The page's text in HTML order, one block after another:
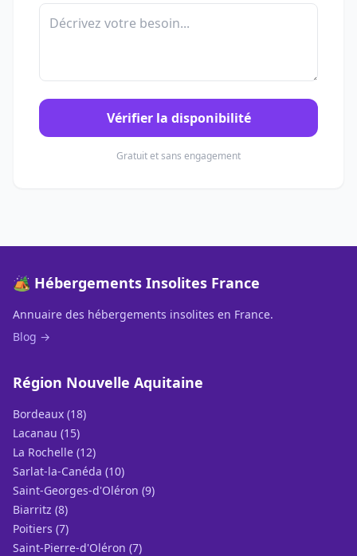
Vérifier la disponibilité
Gratuit et sans engagement
🏕️ Hébergements Insolites France
Annuaire des hébergements insolites en France.
Blog →
Région Nouvelle Aquitaine
Bordeaux (18)
Lacanau (15)
La Rochelle (12)
Sarlat-la-Canéda (10)
Saint-Georges-d'Oléron (9)
Biarritz (8)
Poitiers (7)
Saint-Pierre-d'Oléron (7)